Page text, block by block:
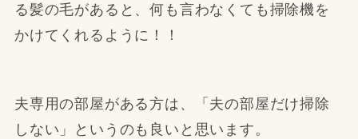
る髪の毛があると、何も言わなくても掃除機を
かけてくれるように！！
夫専用の部屋がある方は、「夫の部屋だけ掃除
しない」というのも良いと思います。